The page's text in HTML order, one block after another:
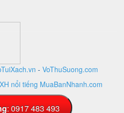
- VoThuSuong.com
nổi tiếng MuaBanNhanh.com
DESIGN
: 0917 483 493